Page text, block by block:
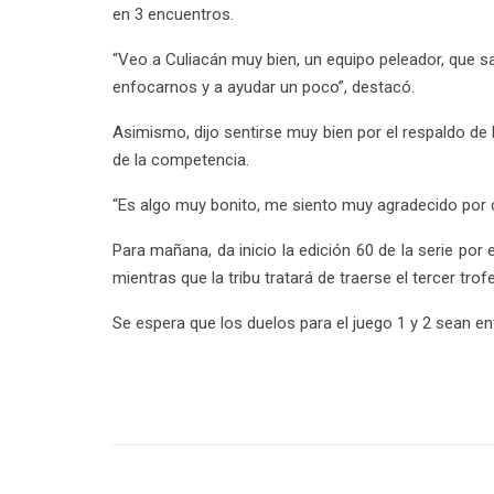
en 3 encuentros.
“Veo a Culiacán muy bien, un equipo peleador,
enfocarnos y a ayudar un poco”, destacó.
Asimismo, dijo sentirse muy bien por el respaldo
de la competencia.
“Es algo muy bonito, me siento muy agradecido
Para mañana, da inicio la edición 60 de la serie
mientras que la tribu tratará de traerse el tercer
Se espera que los duelos para el juego 1 y 2 sean